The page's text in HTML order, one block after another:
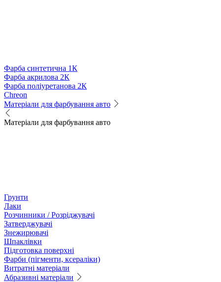
Фарба синтетична 1К
Фарба акрилова 2К
Фарба поліуретанова 2К
Chreon
Матеріали для фарбування авто
Матеріали для фарбування авто
Грунти
Лаки
Розчинники / Розріджувачі
Затверджувачі
Знежирювачі
Шпаклівки
Підготовка поверхні
Фарби (пігменти, ксераліки)
Витратні матеріали
Абразивні матеріали